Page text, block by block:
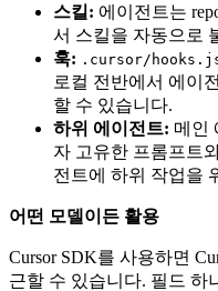
스킬: 에이전트는
서 스킬을 자동으로
훅: .cursor/
로컬 전반에서 에이
할 수 있습니다.
하위 에이전트: 메인
자 고유한 프롬프트
전트에 하위 작업을
어떤 모델이든 활용
Cursor SDK를 사용하면
근할 수 있습니다. 필드 하